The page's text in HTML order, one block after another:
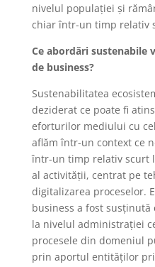
nivelul populației și
chiar într-un timp relativ
Ce abordări sustenabile
de business?
Sustenabilitatea
deziderat ce poate fi
eforturilor mediului cu
aflăm într-un context ce
într-un timp relativ scurt
al activității, centrat pe
digitalizarea proceselor.
business a fost
la nivelul administrației
procesele din domeniul
prin aportul entităților